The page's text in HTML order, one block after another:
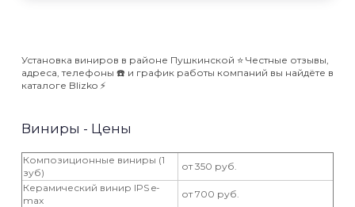
Установка виниров в районе Пушкинской ⭐️ Честные отзывы,
адреса, телефоны ☎️ и график работы компаний вы найдёте в
каталоге Blizko ⚡️
Виниры - Цены
Композиционные виниры (1
зуб)
от 350 руб.
Керамический винир IPS e-
max
от 700 руб.